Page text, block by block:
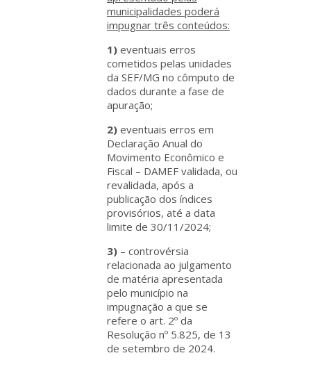
municipalidades poderá
impugnar três conteúdos:
1) eventuais erros
cometidos pelas unidades
da SEF/MG no cômputo de
dados durante a fase de
apuração;
2) eventuais erros em
Declaração Anual do
Movimento Econômico e
Fiscal – DAMEF validada, ou
revalidada, após a
publicação dos índices
provisórios, até a data
limite de 30/11/2024;
3) – controvérsia
relacionada ao julgamento
de matéria apresentada
pelo município na
impugnação a que se
refere o art. 2º da
Resolução nº 5.825, de 13
de setembro de 2024.